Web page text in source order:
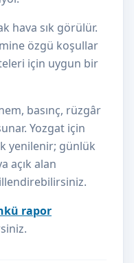
hava sık görülür.
özgü koşullar
için uygun bir
basınç, rüzgâr
Yozgat için
yenilenir; günlük
açık alan
rapor